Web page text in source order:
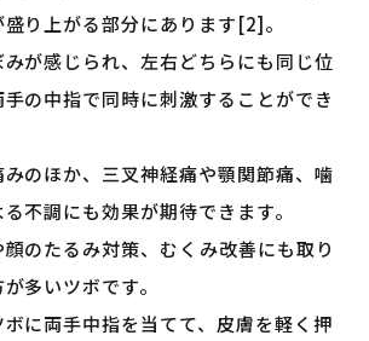
り上がる部分にあります[2]。
が感じられ、左右どちらにも同じ位
の中指で同時に刺激することができ
のほか、三叉神経痛や顎関節痛、噛
不調にも効果が期待できます。
のたるみ対策、むくみ改善にも取り
多いツボです。
に両手中指を当てて、皮膚を軽く押